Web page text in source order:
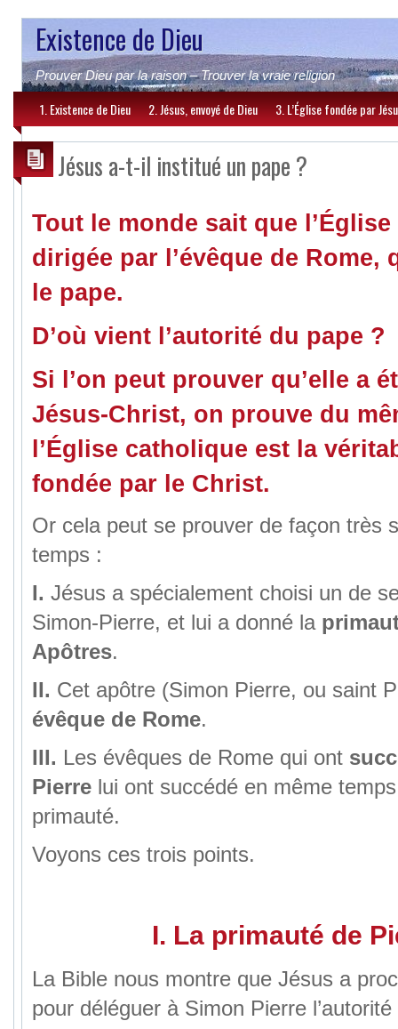
Existence de Dieu
Prouver Dieu par la raison – Trouver la vraie religion
1. Existence de Dieu 2. Jésus, envoyé de Dieu 3. L’Église fondée par
Jésus a-t-il institué un pape ?
Tout le monde sait que
dirigée par l’évêque de Rome,
le pape.
D’où vient l’autorité du pape ?
Si l’on peut prouver qu’elle a
Jésus-Christ, on prouve du
l’Église catholique est la
fondée par le Christ.
Or cela peut se prouver de façon très
temps :
I. Jésus a spécialement choisi un de
Simon-Pierre, et lui a donné la
Apôtres.
II. Cet apôtre (Simon Pierre, ou saint
évêque de Rome.
III. Les évêques de Rome qui ont
Pierrelui ont succédé en même
primauté.
Voyons ces trois points.
I. La primauté de
La Bible nous montre que Jésus a
pour déléguer à Simon Pierre